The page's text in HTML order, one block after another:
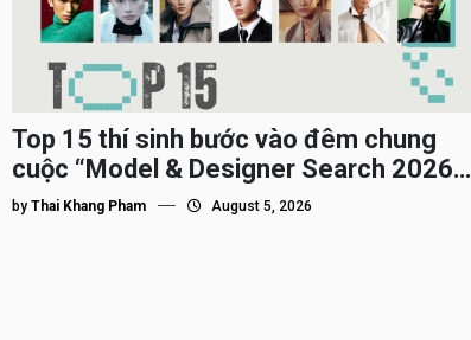
Top 15 thí sinh bước vào đêm chung
cuộc “Model & Designer Search 2026”,
họ là ai?
by Thai Khang Pham August 5, 2026